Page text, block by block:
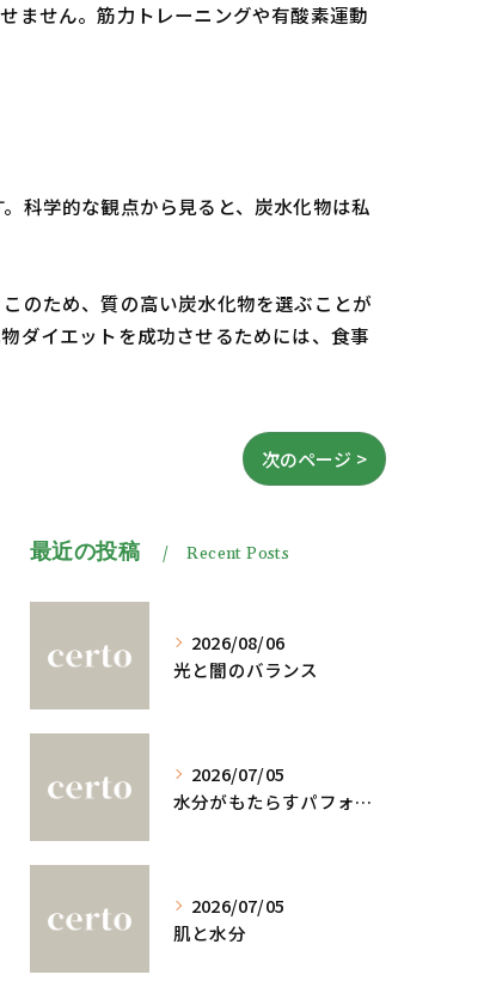
ません。筋力トレーニングや有酸素運動
科学的な観点から見ると、炭水化物は私
のため、質の高い炭水化物を選ぶことが
ダイエットを成功させるためには、食事
次のページ >
最近の投稿 Recent Posts
2026/08/06
光と闇のバランス
2026/07/05
水分がもたらすパフォーマンスへの影響
2026/07/05
肌と水分